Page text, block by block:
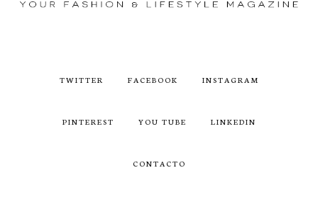
TWITTER FACEBOOK INSTAGRAM
PINTEREST YOU TUBE LINKEDIN
CONTACTO